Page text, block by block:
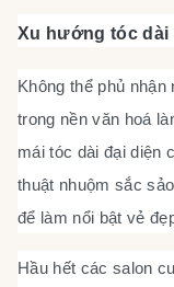
Xu hướng tóc dài
Không thể phủ
trong nền văn hoá
mái tóc dài đại diện
thuật nhuộm sắc
để làm nổi bật vẻ
Hầu hết các salon